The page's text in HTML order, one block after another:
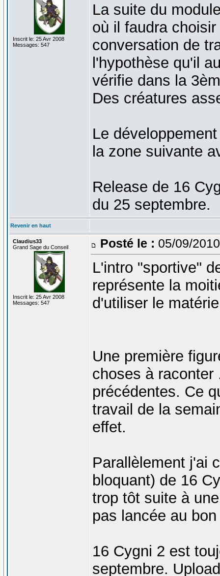
Inscrit le: 25 Avr 2008
Messages: 547
La suite du
où il faudra
conversation de
l'hypothèse qu'il
vérifie dans la
Des créatures
Le
la zone suivante
Release de 16
du 25 septembre.
Revenir en haut
Claudius33
Grand Sage du Conseil
Inscrit le: 25 Avr 2008
Messages: 547
Posté le : 05/09/
L'intro "sportive"
représente la
d'utiliser le
Une première
choses à
précédentes. Ce
travail de la
effet.
Parallèlement j'ai
bloquant) de 16
trop tôt suite à
pas lancée au
16 Cygni 2 est
septembre.